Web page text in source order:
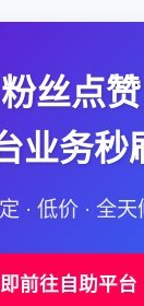
丝点
业务秒
· 低价 · 全
前往自助平台